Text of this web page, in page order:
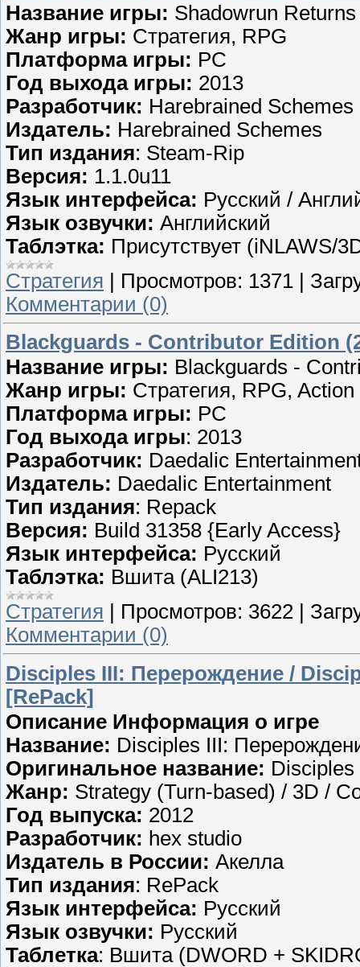
Название игры: Shadowrun
Жанр игры: Стратегия, RPG
Платформа игры: PC
Год выхода игры: 2013
Разработчик: Harebrained Schemes
Издатель: Harebrained Schemes
Тип издания: Steam-Rip
Версия: 1.1.0u11
Язык интерфейса: Русский /
Язык озвучки: Английский
Таблэтка: Присутствует (iNLAWS/
Стратегия | Просмотров: 1371 |
Комментарии (0)
Blackguards - Contributor Edition
Название игры: Blackguards -
Жанр игры: Стратегия, RPG, Action
Платформа игры: PC
Год выхода игры: 2013
Разработчик: Daedalic
Издатель: Daedalic Entertainment
Тип издания: Repack
Версия: Build 31358 {Early Access}
Язык интерфейса: Русский
Таблэтка: Вшита (ALI213)
Стратегия
Просмотров: 3622
Комментарии (0)
Disciples III: Перерождение /
[RePack]
Описание Информация о игре
Название: Disciples III:
Оригинальное название:
Жанр: Strategy (Turn-based) / 3D /
Год выпуска: 2012
Разработчик: hex studio
Издатель в России: Акелла
Тип издания: RePack
Язык интерфейса: Русский
Язык озвучки: Русский
Таблетка: Вшита (DWORD +